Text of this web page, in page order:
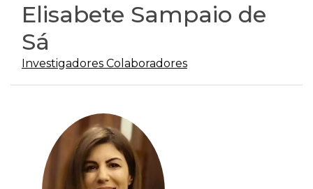
Elisabete Sampaio de
Sá
Investigadores Colaboradores